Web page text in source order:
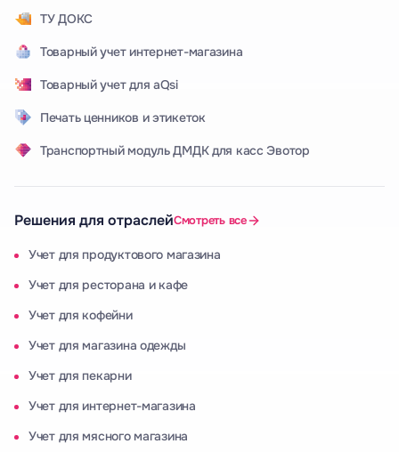
ТУ ДОКС
Товарный учет интернет-магазина
Товарный учет для aQsi
Печать ценников и этикеток
Транспортный модуль ДМДК для касс Эвотор
Решения для отраслейСмотреть все
Учет для продуктового магазина
Учет для ресторана и кафе
Учет для кофейни
Учет для магазина одежды
Учет для пекарни
Учет для интернет-магазина
Учет для мясного магазина